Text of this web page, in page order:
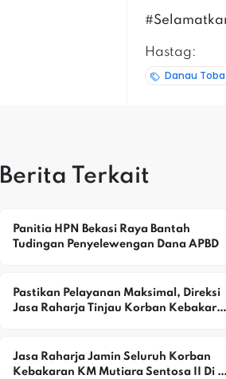
Hastag:
Danau Toba
Berita Terkait
Panitia HPN Bekasi Raya Bantah
Tudingan Penyelewengan Dana APBD
Pastikan Pelayanan Maksimal, Direksi
Jasa Raharja Tinjau Korban Kebakaran
Jasa Raharja Jamin Seluruh Korban
Kebakaran KM Mutiara Sentosa II Di